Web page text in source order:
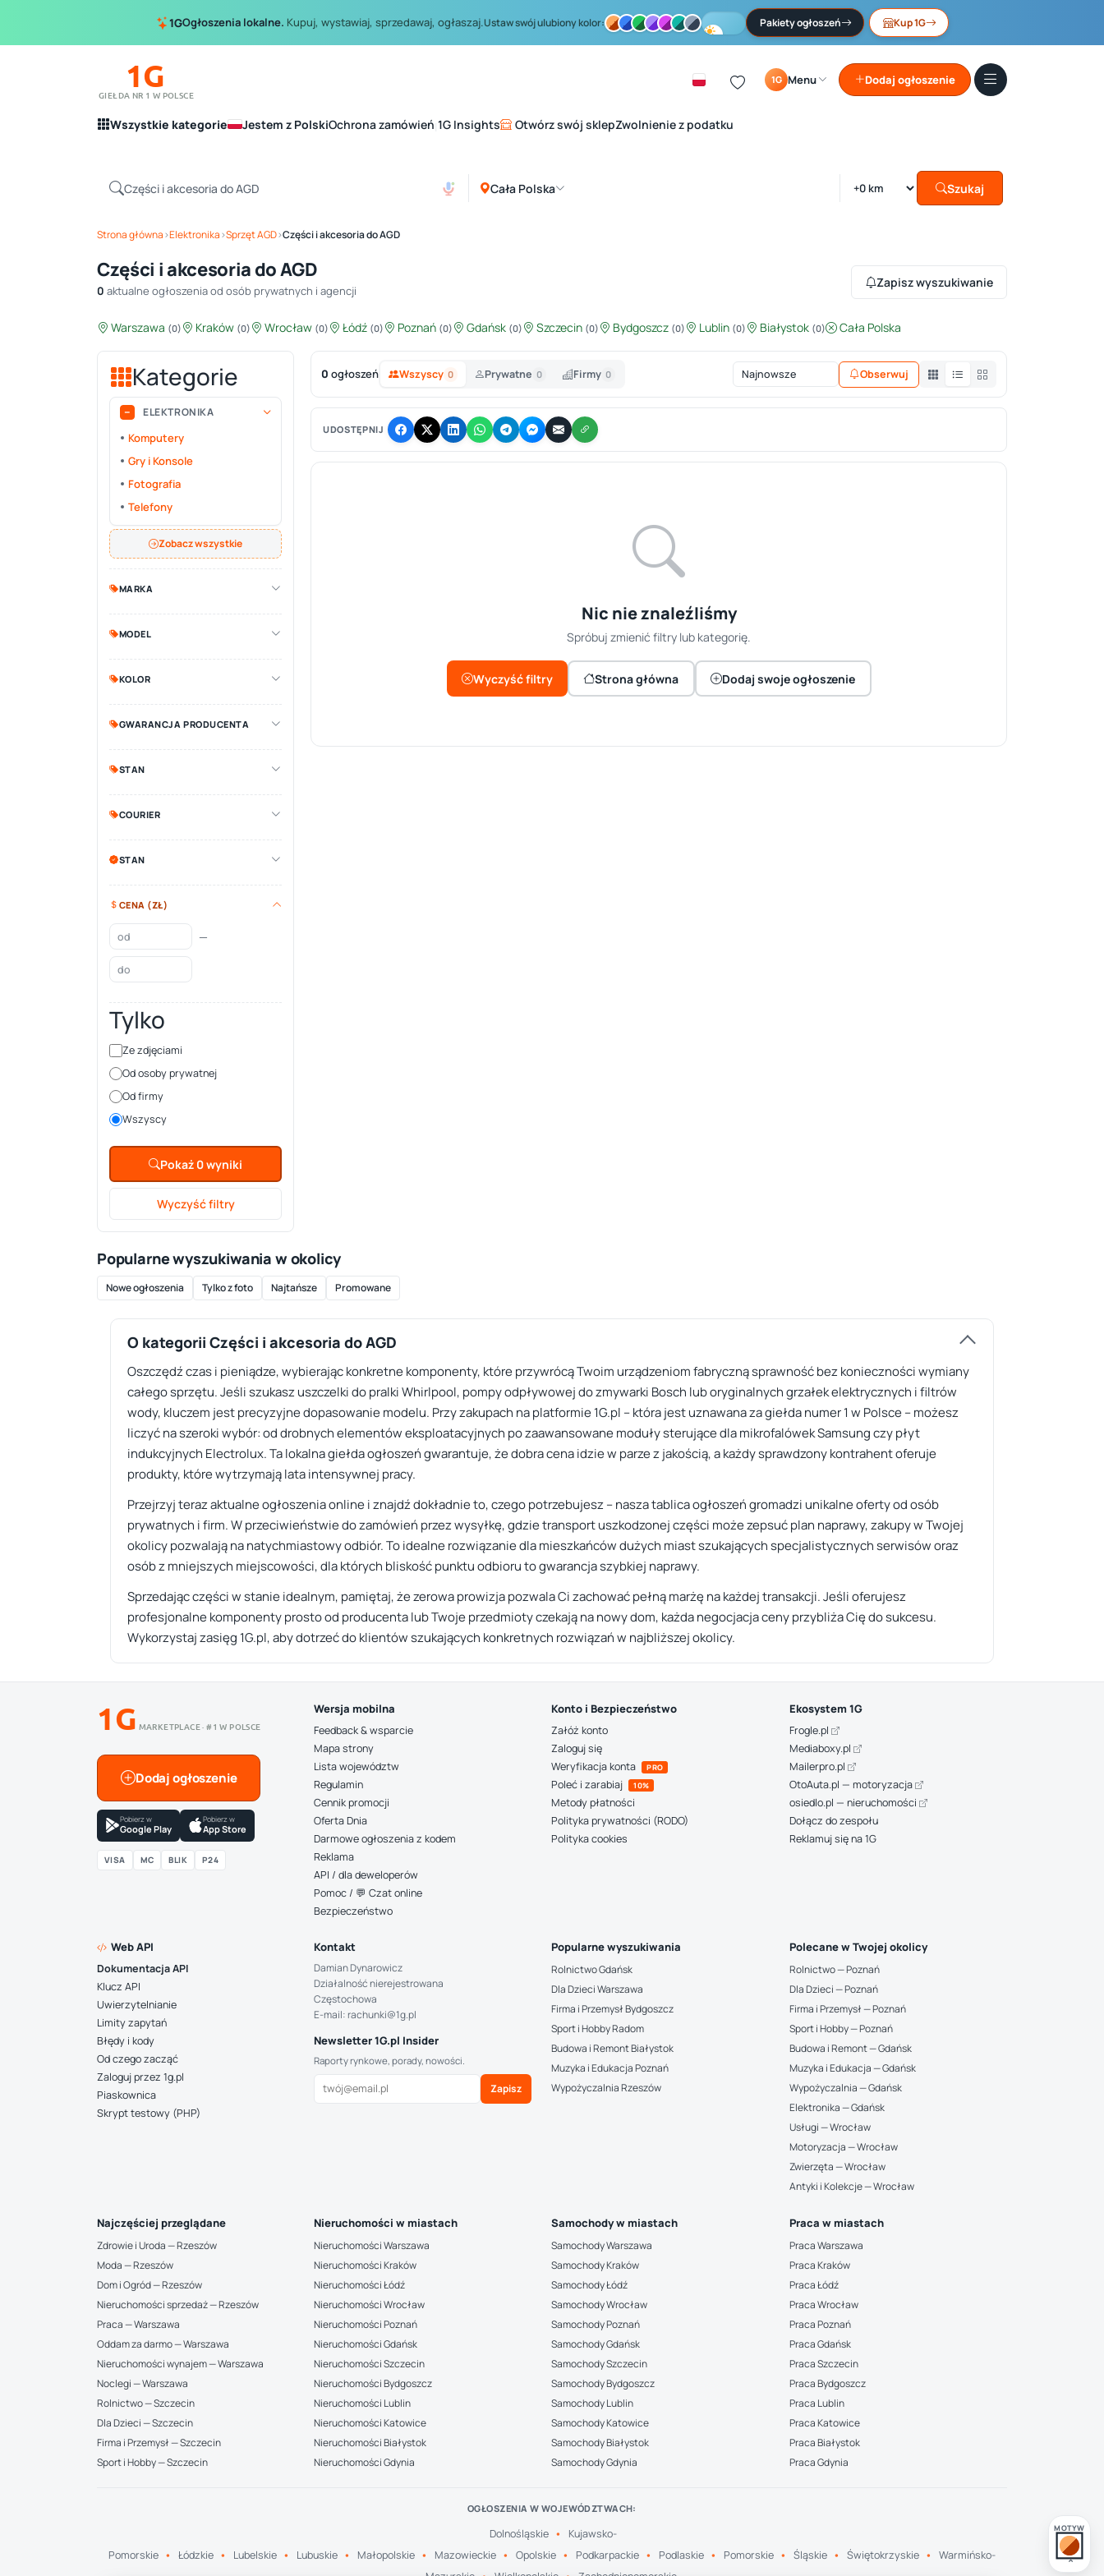
MOTYW
1GOgłoszenia lokalne. Kupuj, wystawiaj, sprzedawaj, ogłaszaj.Ustaw swój ulubiony kolor: Pakiety ogłoszeń Kup 1G
1G
GIEŁDA NR 1 W POLSCE
1G Menu Dodaj ogłoszenie
Wszystkie kategorie Jestem z PolskiOchrona zamówień 1G Insights Otwórz swój sklepZwolnienie z podatku
Cała Polska Szukaj
Strona główna›Elektronika›Sprzęt AGD›Części i akcesoria do AGD
Części i akcesoria do AGD
0 aktualne ogłoszenia od osób prywatnych i agencji
Zapisz wyszukiwanie
Warszawa (0) Kraków (0) Wrocław (0) Łódź (0) Poznań (0) Gdańsk (0) Szczecin (0) Bydgoszcz (0) Lublin (0) Białystok (0) Cała Polska
Kategorie
ELEKTRONIKA
Komputery
Gry i Konsole
Fotografia
Telefony
Zobacz wszystkie
MARKA
MODEL
KOLOR
GWARANCJA PRODUCENTA
STAN
COURIER
STAN
CENA (ZŁ)
—
Tylko
Ze zdjęciami
Od osoby prywatnej
Od firmy
Wszyscy
Pokaż 0 wyniki
Wyczyść filtry
0 ogłoszeń Wszyscy 0 Prywatne 0 Firmy 0 Obserwuj
UDOSTĘPNIJ
Nic nie znaleźliśmy
Spróbuj zmienić filtry lub kategorię.
Wyczyść filtry Strona główna Dodaj swoje ogłoszenie
Popularne wyszukiwania w okolicy
Nowe ogłoszenia Tylko z foto Najtańsze Promowane
O kategorii Części i akcesoria do AGD
Oszczędź czas i pieniądze, wybierając konkretne komponenty, które przywrócą Twoim urządzeniom fabryczną sprawność bez konieczności wymiany
całego sprzętu. Jeśli szukasz uszczelki do pralki Whirlpool, pompy odpływowej do zmywarki Bosch lub oryginalnych grzałek elektrycznych i filtrów
wody, kluczem jest precyzyjne dopasowanie modelu. Przy zakupach na platformie 1G.pl – która jest uznawana za giełda numer 1 w Polsce – możesz
liczyć na szeroki wybór: od drobnych elementów eksploatacyjnych po zaawansowane moduły sterujące dla mikrofalówek Samsung czy płyt
indukcyjnych Electrolux. Ta lokalna giełda ogłoszeń gwarantuje, że dobra cena idzie w parze z jakością, a każdy sprawdzony kontrahent oferuje
produkty, które wytrzymają lata intensywnej pracy.
Przejrzyj teraz aktualne ogłoszenia online i znajdź dokładnie to, czego potrzebujesz – nasza tablica ogłoszeń gromadzi unikalne oferty od osób
prywatnych i firm. W przeciwieństwie do zamówień przez wysyłkę, gdzie transport uszkodzonej części może zepsuć plan naprawy, zakupy w Twojej
okolicy pozwalają na natychmiastowy odbiór. To idealne rozwiązanie dla mieszkańców dużych miast szukających specjalistycznych serwisów oraz
osób z mniejszych miejscowości, dla których bliskość punktu odbioru to gwarancja szybkiej naprawy.
Sprzedając części w stanie idealnym, pamiętaj, że zerowa prowizja pozwala Ci zachować pełną marżę na każdej transakcji. Jeśli oferujesz
profesjonalne komponenty prosto od producenta lub Twoje przedmioty czekają na nowy dom, każda negocjacja ceny przybliża Cię do sukcesu.
Wykorzystaj zasięg 1G.pl, aby dotrzeć do klientów szukających konkretnych rozwiązań w najbliższej okolicy.
1G MARKETPLACE · #1 W POLSCE
Dodaj ogłoszenie
Pobierz w
Google Play
Pobierz w
App Store
VISA MC BLIK P24
Wersja mobilna
Feedback & wsparcie
Mapa strony
Lista województw
Regulamin
Cennik promocji
Oferta Dnia
Darmowe ogłoszenia z kodem
Reklama
API / dla deweloperów
Pomoc / 💬 Czat online
Bezpieczeństwo
Konto i Bezpieczeństwo
Załóż konto
Zaloguj się
Weryfikacja konta
PRO
Poleć i zarabiaj 10%
Metody płatności
Polityka prywatności (RODO)
Polityka cookies
Ekosystem 1G
Frogle.pl
Mediaboxy.pl
Mailerpro.pl
OtoAuta.pl — motoryzacja
osiedlo.pl — nieruchomości
Dołącz do zespołu
Reklamuj się na 1G
Web API
Dokumentacja API
Klucz API
Uwierzytelnianie
Limity zapytań
Błędy i kody
Od czego zacząć
Zaloguj przez 1g.pl
Piaskownica
Skrypt testowy (PHP)
Kontakt
Damian Dynarowicz
Działalność nierejestrowana
Częstochowa
E-mail: rachunki@1g.pl
Newsletter 1G.pl Insider
Raporty rynkowe, porady, nowości.
Zapisz
Popularne wyszukiwania
Rolnictwo Gdańsk
Dla Dzieci Warszawa
Firma i Przemysł Bydgoszcz
Sport i Hobby Radom
Budowa i Remont Białystok
Muzyka i Edukacja Poznań
Wypożyczalnia Rzeszów
Polecane w Twojej okolicy
Rolnictwo — Poznań
Dla Dzieci — Poznań
Firma i Przemysł — Poznań
Sport i Hobby — Poznań
Budowa i Remont — Gdańsk
Muzyka i Edukacja — Gdańsk
Wypożyczalnia — Gdańsk
Elektronika — Gdańsk
Usługi — Wrocław
Motoryzacja — Wrocław
Zwierzęta — Wrocław
Antyki i Kolekcje — Wrocław
Najczęściej przeglądane
Zdrowie i Uroda — Rzeszów
Moda — Rzeszów
Dom i Ogród — Rzeszów
Nieruchomości sprzedaż — Rzeszów
Praca — Warszawa
Oddam za darmo — Warszawa
Nieruchomości wynajem — Warszawa
Noclegi — Warszawa
Rolnictwo — Szczecin
Dla Dzieci — Szczecin
Firma i Przemysł — Szczecin
Sport i Hobby — Szczecin
Nieruchomości w miastach
Nieruchomości Warszawa
Nieruchomości Kraków
Nieruchomości Łódź
Nieruchomości Wrocław
Nieruchomości Poznań
Nieruchomości Gdańsk
Nieruchomości Szczecin
Nieruchomości Bydgoszcz
Nieruchomości Lublin
Nieruchomości Katowice
Nieruchomości Białystok
Nieruchomości Gdynia
Samochody w miastach
Samochody Warszawa
Samochody Kraków
Samochody Łódź
Samochody Wrocław
Samochody Poznań
Samochody Gdańsk
Samochody Szczecin
Samochody Bydgoszcz
Samochody Lublin
Samochody Katowice
Samochody Białystok
Samochody Gdynia
Praca w miastach
Praca Warszawa
Praca Kraków
Praca Łódź
Praca Wrocław
Praca Poznań
Praca Gdańsk
Praca Szczecin
Praca Bydgoszcz
Praca Lublin
Praca Katowice
Praca Białystok
Praca Gdynia
OGŁOSZENIA W WOJEWÓDZTWACH:
Dolnośląskie
Kujawsko-
Pomorskie
Łódzkie Lubelskie Lubuskie Małopolskie Mazowieckie Opolskie Podkarpackie Podlaskie Pomorskie Śląskie Świętokrzyskie
Warmińsko-